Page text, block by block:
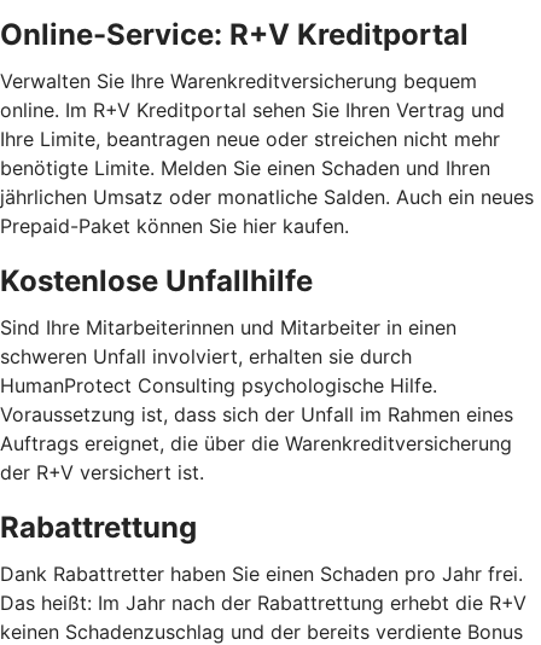
Online-Service: R+V Kreditportal
Verwalten Sie Ihre Warenkreditversicherung bequem
online. Im R+V Kreditportal sehen Sie Ihren Vertrag und
Ihre Limite, beantragen neue oder streichen nicht mehr
benötigte Limite. Melden Sie einen Schaden und Ihren
jährlichen Umsatz oder monatliche Salden. Auch ein neues
Prepaid-Paket können Sie hier kaufen.
Kostenlose Unfallhilfe
Sind Ihre Mitarbeiterinnen und Mitarbeiter in einen
schweren Unfall involviert, erhalten sie durch
HumanProtect Consulting psychologische Hilfe.
Voraussetzung ist, dass sich der Unfall im Rahmen eines
Auftrags ereignet, die über die Warenkreditversicherung
der R+V versichert ist.
Rabattrettung
Dank Rabattretter haben Sie einen Schaden pro Jahr frei.
Das heißt: Im Jahr nach der Rabattrettung erhebt die R+V
keinen Schadenzuschlag und der bereits verdiente Bonus